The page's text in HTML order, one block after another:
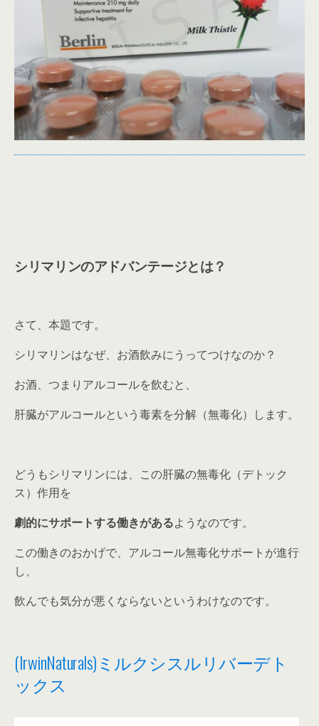
シリマリンのアドバンテージとは？
さて、本題です。
シリマリンはなぜ、お酒飲みにうってつけなのか？
お酒、つまりアルコールを飲むと、
肝臓がアルコールという毒素を分解（無毒化）します。
どうもシリマリンには、この肝臓の無毒化（デトック
ス）作用を
劇的にサポートする働きがあるようなのです。
この働きのおかげで、アルコール無毒化サポートが進行
し、
飲んでも気分が悪くならないというわけなのです。
(IrwinNaturals)ミルクシスルリバーデト
ックス